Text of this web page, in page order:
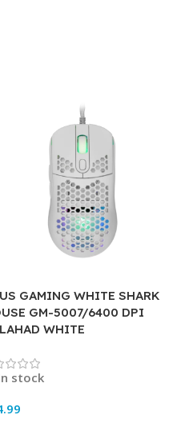
GAMING WHITE SHARK
GM-5007/6400 DPI
WHITE
stock